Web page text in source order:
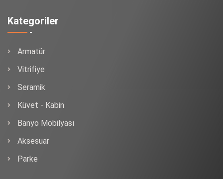
Kategoriler
Armatür
Vitrifiye
Seramik
Küvet - Kabin
Banyo Mobilyası
Aksesuar
Parke